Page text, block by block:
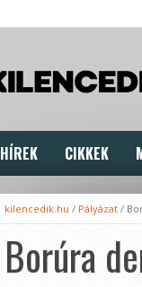
HÍREK CIKKEK
kilencedik.hu / Pályázat /
Borúra